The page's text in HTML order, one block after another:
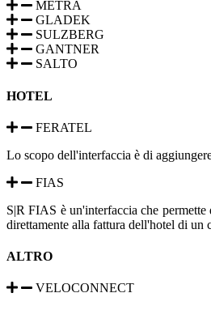
METRA
GLADEK
SULZBERG
GANTNER
SALTO
HOTEL
FERATEL
Lo scopo dell'interfaccia è di
FIAS
S|R FIAS è un'interfaccia che
direttamente alla fattura dell'hotel di un
ALTRO
VELOCONNECT